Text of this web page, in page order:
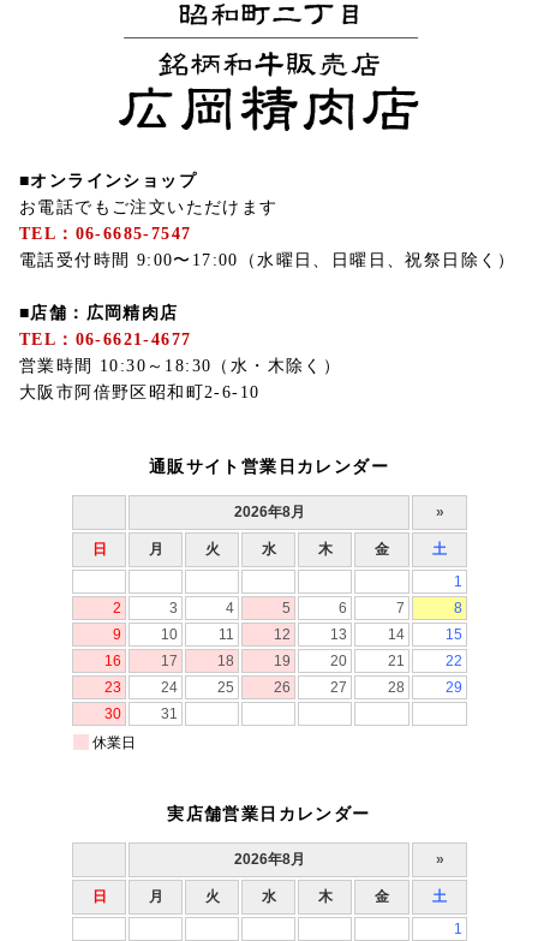
■オンラインショップ
お電話でもご注文いただけます
TEL：06-6685-7547
電話受付時間 9:00〜17:00（水曜日、日曜日、祝祭日除く）
■店舗：広岡精肉店
TEL：06-6621-4677
営業時間 10:30～18:30（水・木除く）
大阪市阿倍野区昭和町2-6-10
通販サイト営業日カレンダー
実店舗営業日カレンダー